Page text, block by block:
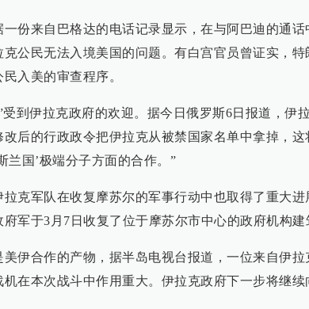
一份来自巴格达的电话记录显示，在与阿巴迪的通
克公民无法入境美国的问题。有白宫官员曾证实，
入美的审查程序。
受到伊拉克政府的欢迎。据今日俄罗斯6日报道，伊
改后的行政政令把伊拉克从被禁国家名单中拿掉，这
兰国’极端分子方面的合作。”
拉克军队在收复摩苏尔的军事行动中也取得了重大
府军于3月7日收复了位于摩苏尔市中心的政府机构建
伊合作的产物，据半岛电视台报道，一位来自伊拉
机在本次战斗中作用重大。伊拉克政府下一步将继